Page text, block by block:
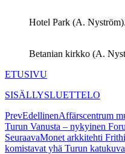
Hotel Park (A. Nyström).
Betanian kirkko (A.
ETUSIVU
SISÄLLYSLUETTELO
PrevEdellinenAffärscentrum
Turun Vanusta – nykyinen
SeuraavaMonet arkkitehti
komistavat yhä Turun